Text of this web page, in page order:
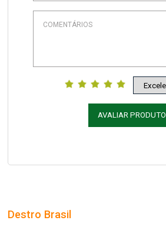
AVALIAR PRODUTO
Destro Brasil